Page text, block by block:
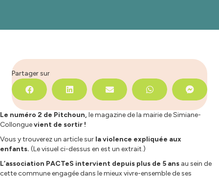
Partager sur
Le numéro 2 de Pitchoun, le magazine de la mairie de Simiane-
Collonguevient de sortir !
Vous y trouverez un article sur la violence expliquée aux
enfants. (Le visuel ci-dessus en est un extrait.)
L’association PACTeS intervient depuis plus de 5 ans au sein de
cette commune engagée dans le mieux vivre-ensemble de ses